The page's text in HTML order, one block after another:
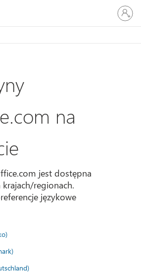
Zaloguj
się
do
konta
na
jest dostępna
regionach.
językowe